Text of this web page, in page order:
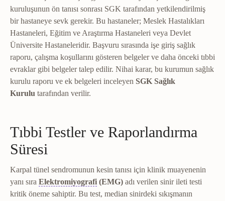
kuruluşunun ön tanısı sonrası SGK tarafından yetkilendirilmiş
bir hastaneye sevk gerekir. Bu hastaneler; Meslek Hastalıkları
Hastaneleri, Eğitim ve Araştırma Hastaneleri veya Devlet
Üniversite Hastaneleridir. Başvuru sırasında işe giriş sağlık
raporu, çalışma koşullarını gösteren belgeler ve daha önceki tıbbi
evraklar gibi belgeler talep edilir. Nihai karar, bu kurumun sağlık
kurulu raporu ve ek belgeleri inceleyen SGK Sağlık
Kurulu tarafından verilir.
Tıbbi Testler ve Raporlandırma
Süresi
Karpal tünel sendromunun kesin tanısı için klinik muayenenin
yanı sıra ElektromiyografiEMGKas ve sinirlerin elektriksel
(EMG) adı verilen sinir ileti testi
kritik öneme sahiptir. Bu test, median sinirdeki sıkışmanın